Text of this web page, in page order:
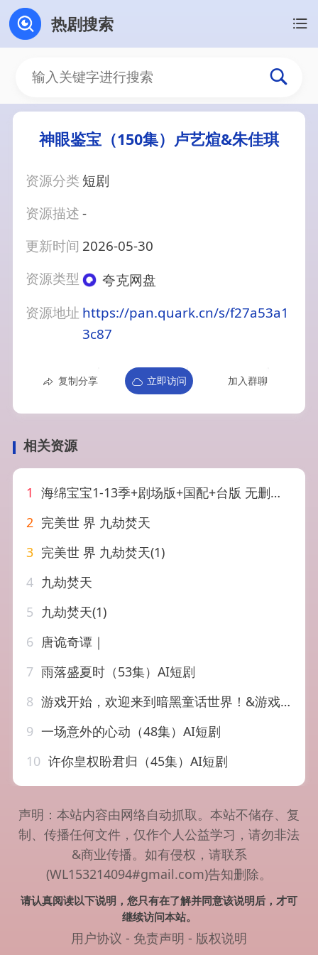
热剧搜索
神眼鉴宝（150集）卢艺煊&朱佳琪
资源分类 短剧
资源描述-
更新时间 2026-05-30
资源类型
夸克网盘
资源地址 https://pan.quark.cn/s/f27a53a1
3c87
复制分享 立即访问 加入群聊
相关资源
1 海绵宝宝1-13季+剧场版+国配+台版 无删减版 720P中字
2 完美世 界 九劫焚天
3 完美世 界 九劫焚天(1)
4 九劫焚天
5 九劫焚天(1)
6 唐诡奇谭｜
7 雨落盛夏时（53集）AI短剧
8 游戏开始，欢迎来到暗黑童话世界！&游戏开始欢迎来到暗黑童话世界（93集）AI短剧
9 一场意外的心动（48集）AI短剧
10 许你皇权盼君归（45集）AI短剧
声明：本站内容由网络自动抓取。本站不储存、复
制、传播任何文件，仅作个人公益学习，请勿非法
&商业传播。如有侵权，请联系
(WL153214094#gmail.com)告知删除。
请认真阅读以下说明，您只有在了解并同意该说明后，才可
继续访问本站。
用户协议 - 免责声明 - 版权说明